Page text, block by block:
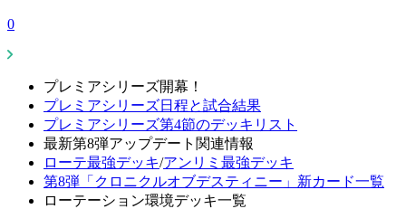
0
プレミアシリーズ開幕！
プレミアシリーズ日程と試合結果
プレミアシリーズ第4節のデッキリスト
最新第8弾アップデート関連情報
ローテ最強デッキ/アンリミ最強デッキ
第8弾「クロニクルオブデスティニー」新カード一覧
ローテーション環境デッキ一覧